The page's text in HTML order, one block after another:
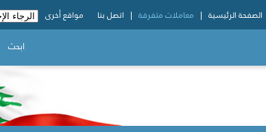
الصفحة الرئيسية معاملات متفرقة اتصل بنا مواقع أخرى
ابحث